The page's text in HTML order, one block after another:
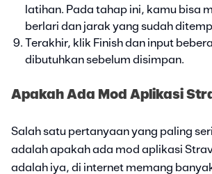
latihan. Pada tahap ini, kamu bisa
berlari dan jarak yang sudah
Terakhir, klik Finish dan input
dibutuhkan sebelum disimpan.
Apakah Ada Mod Aplikasi
Salah satu pertanyaan yang paling
adalah apakah ada mod aplikasi
adalah iya, di internet memang